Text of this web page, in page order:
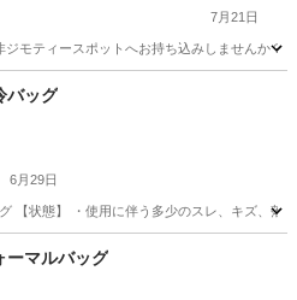
7月21日
ティースポットへお持ち込みしませんか？
ツインバード
バッグ
6月29日
【状態】 ・使用に伴う多少のスレ、キズ、
リユース
ーマルバッグ